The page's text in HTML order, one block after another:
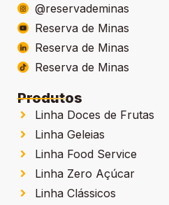
@reservademinas
Reserva de Minas
Reserva de Minas
Reserva de Minas
Produtos
Linha Doces de Frutas
Linha Geleias
Linha Food Service
Linha Zero Açúcar
Linha Clássicos